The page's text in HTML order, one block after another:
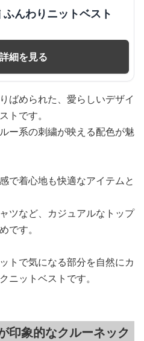
んわりニットベスト
細を見る
ばめられた、愛らしいデザイ
トです。
ー系の刺繍が映える配色が魅
で着心地も快適なアイテムと
ツなど、カジュアルなトップ
です。
トで気になる部分を自然にカ
ニットベストです。
印象的なクルーネック